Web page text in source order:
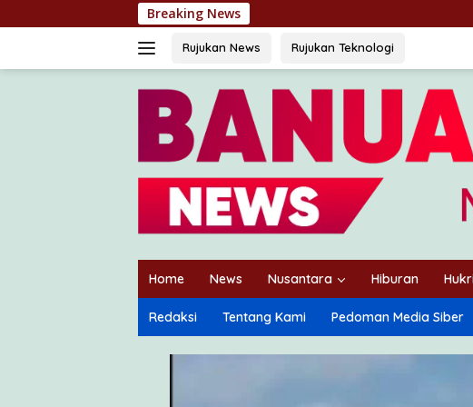
ke
Breaking News Rotasi Jabatan,
Rujukan News Rujukan Teknologi
Home News Nusantara Hiburan
Redaksi Tentang Kami Pedoman Media Siber